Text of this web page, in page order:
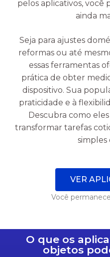
pelos aplicativos, você
ainda
Seja para ajustes
reformas ou até
essas ferramentas
prática de obter
dispositivo. Sua
praticidade e à
Descubra como
transformar tarefas
simples
VER
Você
O que os
objetos